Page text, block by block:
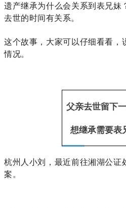
遗产继承为什么会关系到表兄妹
去世的时间有关系。
这个故事，大家可以仔细看看，
情况。
父亲去世留下
想继承需要表
杭州人小刘，最近前往湘湖公证
案。